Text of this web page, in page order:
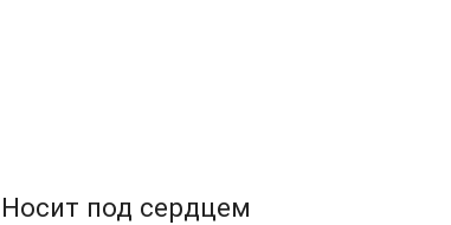
Носит под сердцем